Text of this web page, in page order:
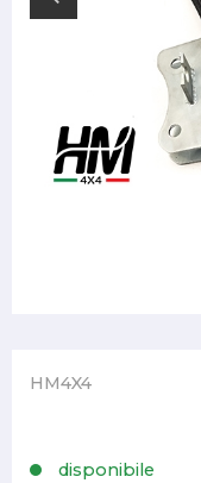
HM4X4
disponibile